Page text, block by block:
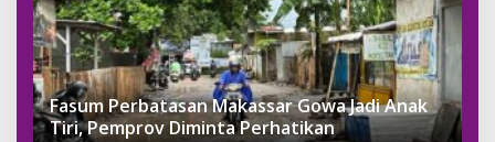
Fasum Perbatasan Makassar Gowa Jadi Anak
Tiri, Pemprov Diminta Perhatikan